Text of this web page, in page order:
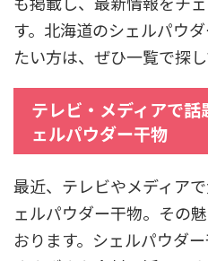
す。北海道のシェルパウ
たい方は、ぜひ一覧で探し
テレビ・メディアで
ェルパウダー干物
最近、テレビやメディア
ェルパウダー干物。その
おります。シェルパウダ